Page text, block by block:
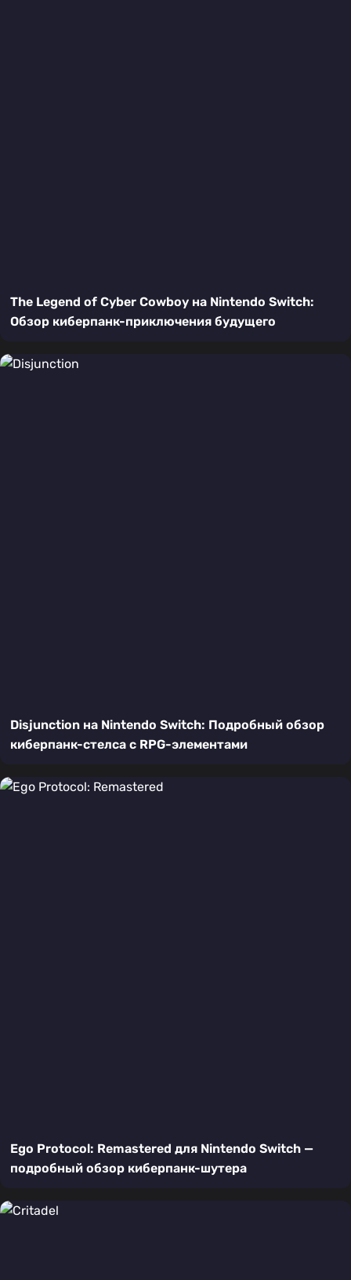
The Legend of Cyber Cowboy на Nintendo Switch:
Обзор киберпанк-приключения будущего
Disjunction на Nintendo Switch: Подробный обзор
киберпанк-стелса с RPG-элементами
Ego Protocol: Remastered для Nintendo Switch —
подробный обзор киберпанк-шутера